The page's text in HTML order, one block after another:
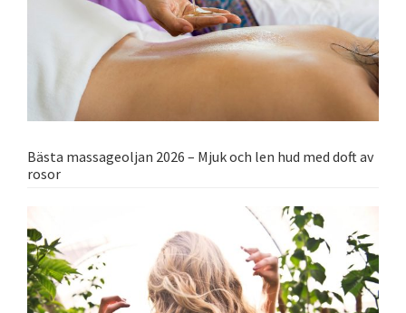
Bästa massageoljan 2026 – Mjuk och len hud med doft av
rosor